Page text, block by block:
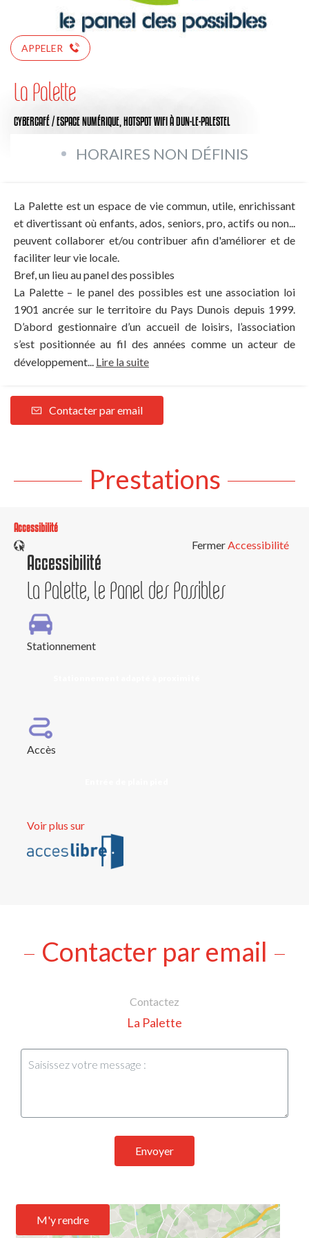
APPELER
La Palette
CYBERCAFÉ / ESPACE NUMÉRIQUE, HOTSPOT WIFIÀ DUN-LE-PALESTEL
HORAIRES NON DÉFINIS
La Palette est un espace de vie commun, utile, enrichissant
et divertissant où enfants, ados, seniors, pro, actifs ou non...
peuvent collaborer et/ou contribuer afin d'améliorer et de
faciliter leur vie locale.
Bref, un lieu au panel des possibles
La Palette – le panel des possibles est une association loi
1901 ancrée sur le territoire du Pays Dunois depuis 1999.
D’abord gestionnaire d’un accueil de loisirs, l’association
s’est positionnée au fil des années comme un acteur de
développement... Lire la suite
Contacter par email
Prestations
Accessibilité
Fermer
Accessibilité
La Palette, le Panel des Possibles
Stationnement
Accès
Voir plus sur
Accessibilité
Contacter par email
Contactez
La Palette
Envoyer
M'y rendre